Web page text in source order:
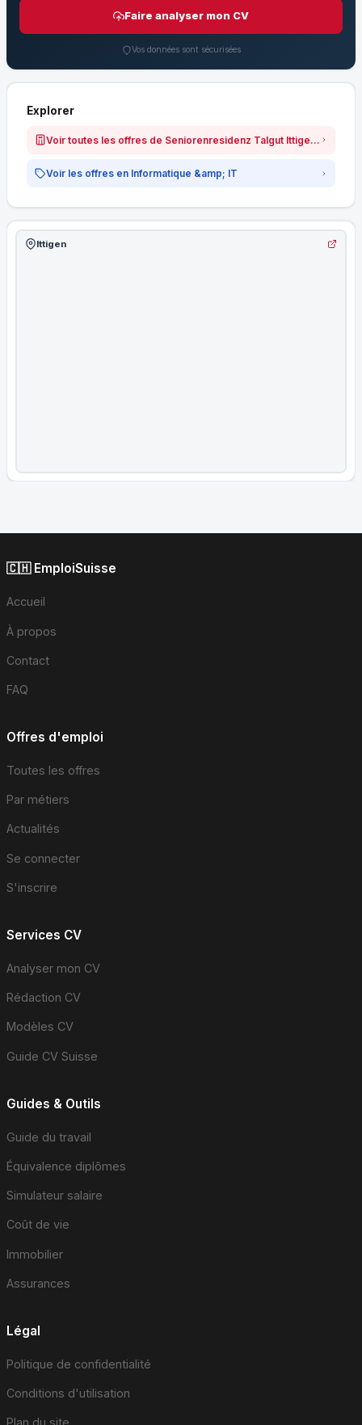
Faire analyser mon CV
Vos données sont sécurisées
Explorer
Voir toutes les offres de Seniorenresidenz Talgut Ittigen AG
Voir les offres en Informatique &amp; IT
Ittigen
🇨🇭 EmploiSuisse
Accueil
À propos
Contact
FAQ
Offres d'emploi
Toutes les offres
Par métiers
Actualités
Se connecter
S'inscrire
Services CV
Analyser mon CV
Rédaction CV
Modèles CV
Guide CV Suisse
Guides & Outils
Guide du travail
Équivalence diplômes
Simulateur salaire
Coût de vie
Immobilier
Assurances
Légal
Politique de confidentialité
Conditions d'utilisation